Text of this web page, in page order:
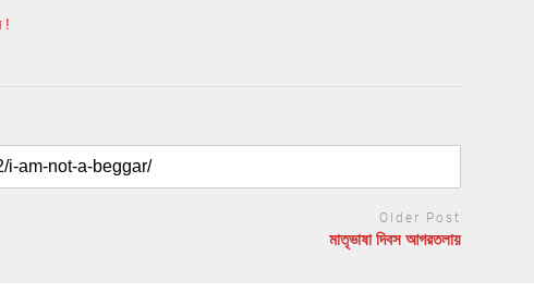
!
Older Post
মাতৃভাষা দিবস আগরতলায়